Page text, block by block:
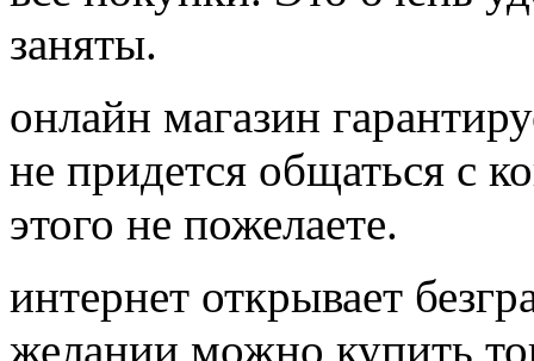
заняты.
онлайн магазин
не придется общаться с
этого не пожелаете.
интернет открывает
желании можно купить